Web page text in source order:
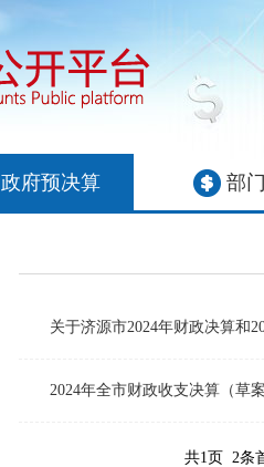
政府预决算 部
关于济源市2024年财政决算和
2024年全市财政收支决算（草
共1页 2条